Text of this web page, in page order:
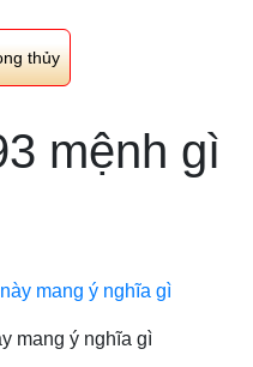
mệnh gì
mang ý nghĩa gì